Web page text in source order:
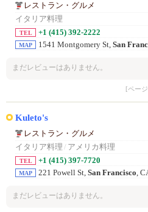
レストラン・グルメ
イタリア料理
TEL +1 (415) 392-2222
MAP 1541 Montgomery St, San
まだレビューはありません。
[ペー
Kuleto's
レストラン・グルメ
イタリア料理 / アメリカ料理
TEL +1 (415) 397-7720
MAP 221 Powell St, San Francisco,
まだレビューはありません。